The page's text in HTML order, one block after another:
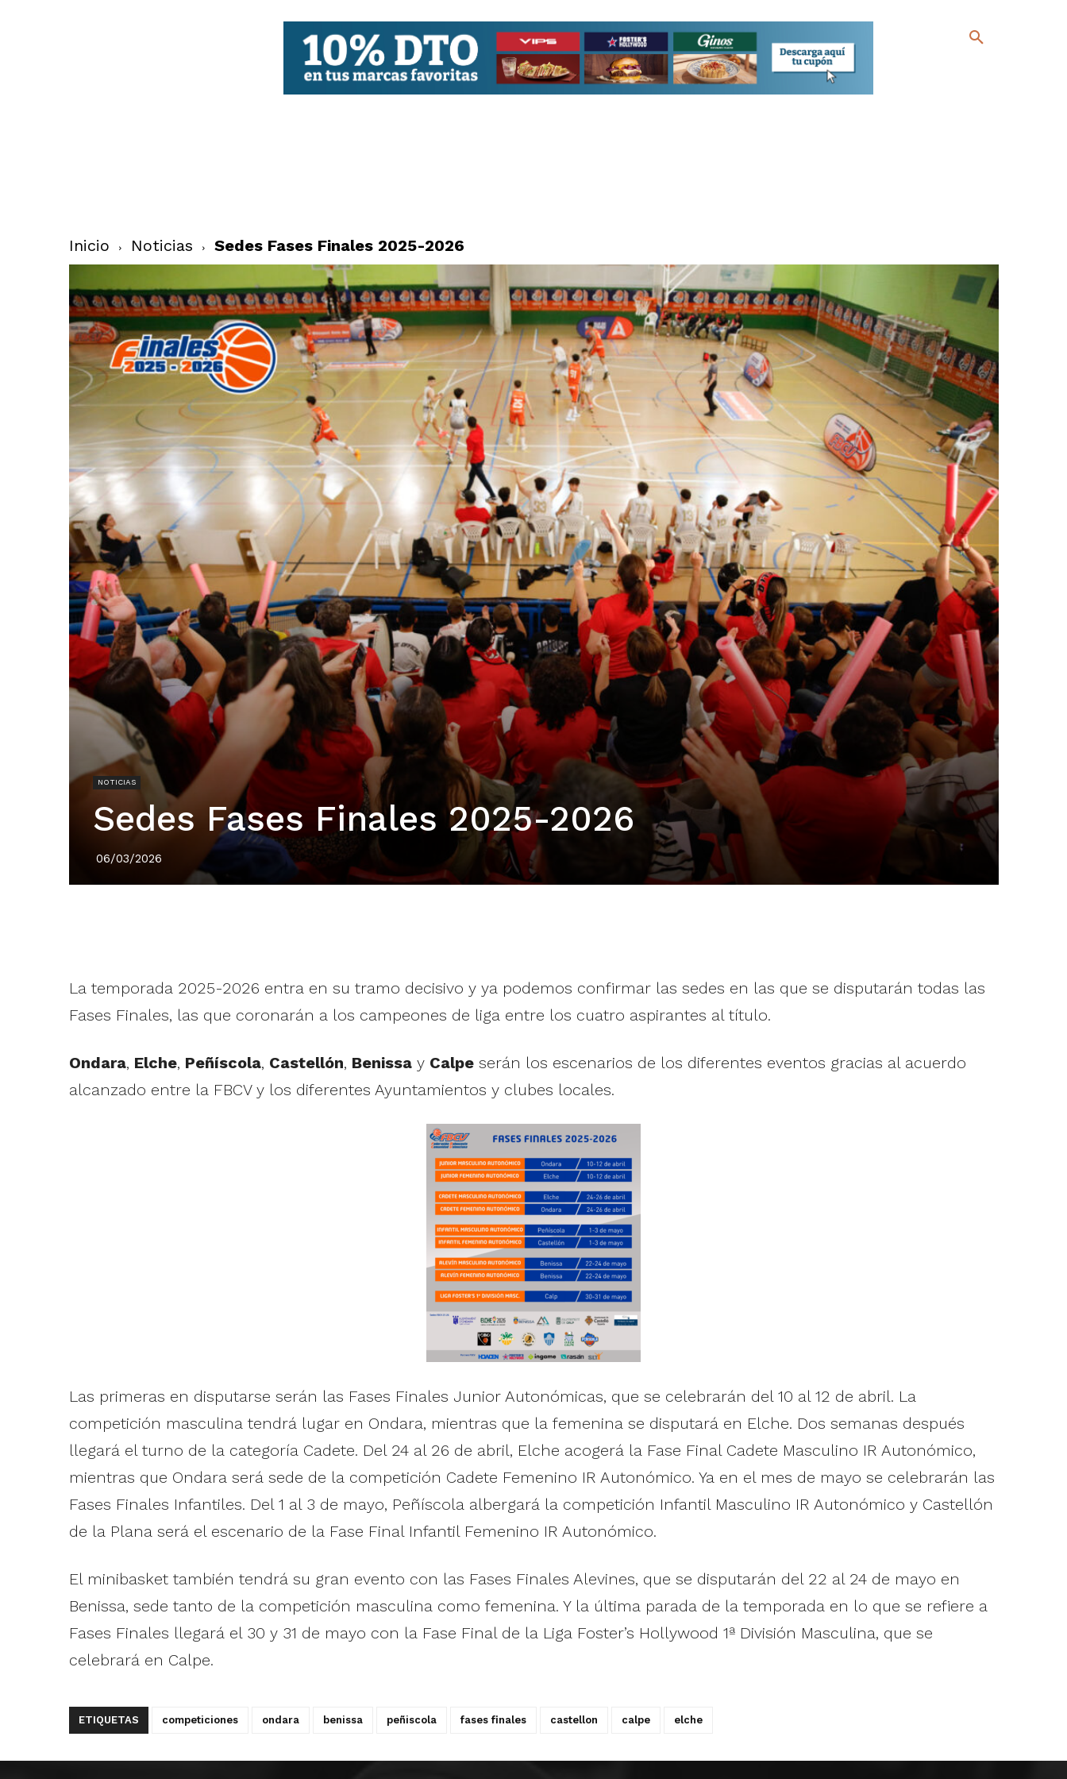
Inicio Noticias Sedes Fases Finales 2025-2026
NOTICIAS
Sedes Fases Finales 2025-2026
06/03/2026
La temporada 2025-2026 entra en su tramo decisivo y ya podemos confirmar las sedes en las que se disputarán todas las
Fases Finales, las que coronarán a los campeones de liga entre los cuatro aspirantes al título.
Ondara, Elche, Peñíscola, Castellón, Benissay Calpeserán los escenarios de los diferentes eventos gracias al acuerdo
alcanzado entre la FBCV y los diferentes Ayuntamientos y clubes locales.
Las primeras en disputarse serán las Fases Finales Junior Autonómicas, que se celebrarán del 10 al 12 de abril. La
competición masculina tendrá lugar en Ondara, mientras que la femenina se disputará en Elche. Dos semanas después
llegará el turno de la categoría Cadete. Del 24 al 26 de abril, Elche acogerá la Fase Final Cadete Masculino IR Autonómico,
mientras que Ondara será sede de la competición Cadete Femenino IR Autonómico. Ya en el mes de mayo se celebrarán las
Fases Finales Infantiles. Del 1 al 3 de mayo, Peñíscola albergará la competición Infantil Masculino IR Autonómico y Castellón
de la Plana será el escenario de la Fase Final Infantil Femenino IR Autonómico.
El minibasket también tendrá su gran evento con las Fases Finales Alevines, que se disputarán del 22 al 24 de mayo en
Benissa, sede tanto de la competición masculina como femenina. Y la última parada de la temporada en lo que se refiere a
Fases Finales llegará el 30 y 31 de mayo con la Fase Final de la Liga Foster’s Hollywood 1ª División Masculina, que se
celebrará en Calpe.
ETIQUETAS competiciones ondara benissa peñiscola fases finales castellon calpe elche